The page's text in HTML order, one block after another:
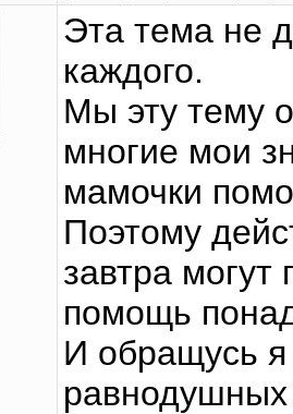
Эта тема не
каждого.
Мы эту тему
многие мои
мамочки
Поэтому
завтра могут
помощь
И обращусь я
равнодушных